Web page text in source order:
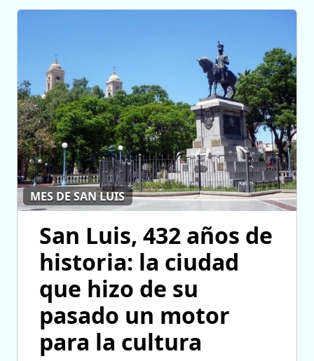
MES DE SAN LUIS
San Luis, 432 años de
historia: la ciudad
que hizo de su
pasado un motor
para la cultura